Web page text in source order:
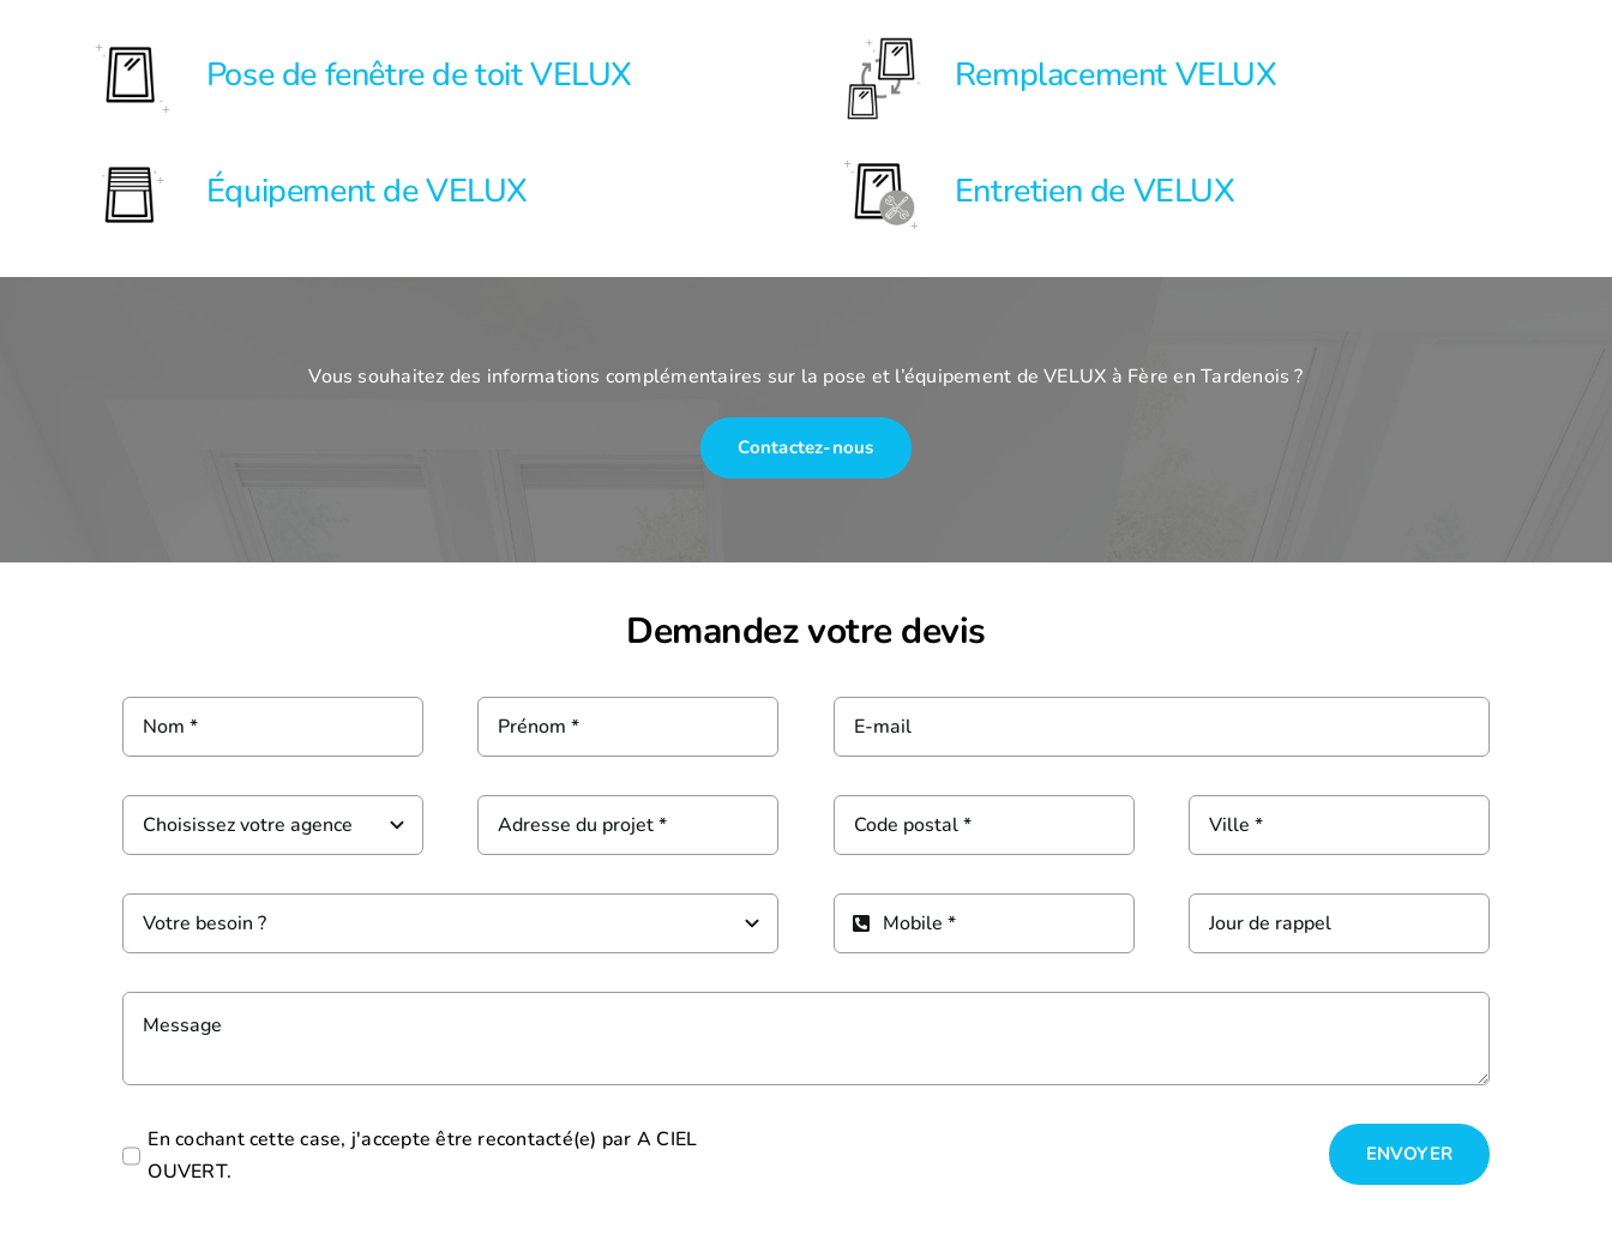
Pose de fenêtre de toit VELUX Remplacement VELUX
Équipement de VELUX Entretien de VELUX
Vous souhaitez des informations complémentaires sur la pose et l’équipement de VELUX à Fère en Tardenois ?
Contactez-nous
Demandez votre devis
En cochant cette case, j'accepte être recontacté(e) par A CIEL
OUVERT.
ENVOYER